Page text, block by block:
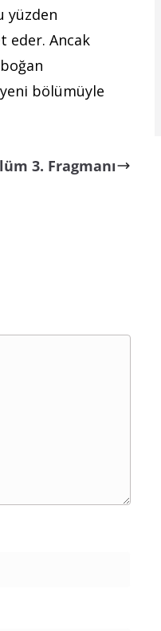
yüzden
eder. Ancak
bölümüyle
3. Fragmanı